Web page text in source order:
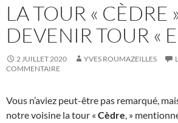
LA TOUR « CÈDRE
DEVENIR TOUR «
2 JUILLET 2020 YVES ROUMAZEILLES
COMMENTAIRE
Vous n’aviez peut-être pas remarqué,
notre voisine la tour « Cèdre, »